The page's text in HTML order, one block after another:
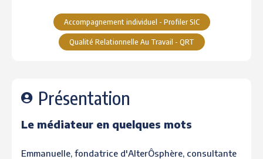
Accompagnement individuel - Profiler SIC
Qualité Relationnelle Au Travail - QRT
Présentation
Le médiateur en quelques mots
Emmanuelle, fondatrice d'AlterÔsphère, consultante